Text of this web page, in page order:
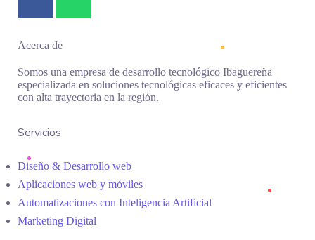
Acerca de
Somos una empresa de desarrollo tecnológico Ibaguereña
especializada en soluciones tecnológicas eficaces y eficientes
con alta trayectoria en la región.
Servicios
Diseño & Desarrollo web
Aplicaciones web y móviles
Automatizaciones con Inteligencia Artificial
Marketing Digital